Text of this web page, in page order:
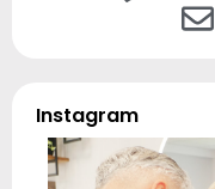
Instagram